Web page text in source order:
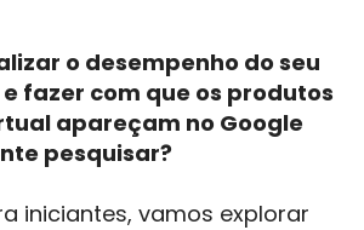
o desempenho do seu
fazer com que os produtos
apareçam no Google
pesquisar?
iniciantes, vamos explorar